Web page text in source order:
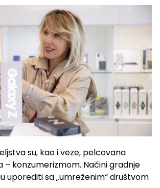
su, kao i veze, pelcovana
– konzumerizmom. Načini gradnje
uporediti sa „umreženim“ društvom